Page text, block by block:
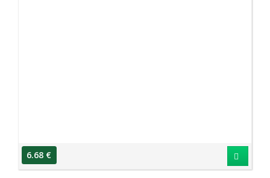
6.68 €